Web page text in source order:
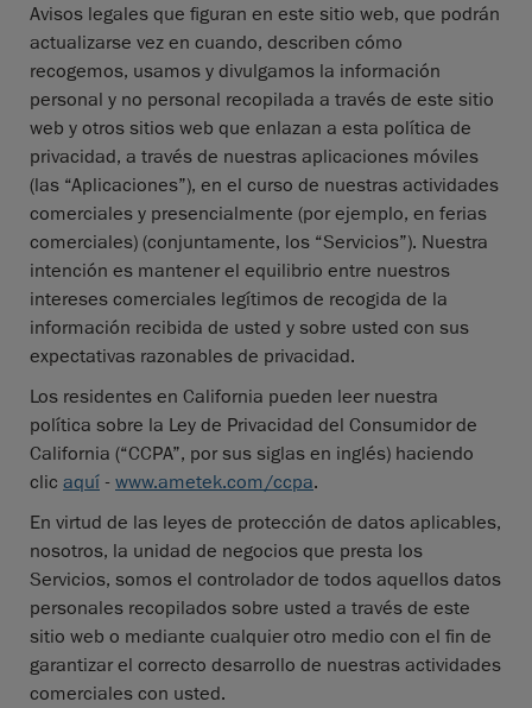
Avisos legales que figuran en este sitio web, que podrán
actualizarse vez en cuando, describen cómo
recogemos, usamos y divulgamos la información
personal y no personal recopilada a través de este sitio
web y otros sitios web que enlazan a esta política de
privacidad, a través de nuestras aplicaciones móviles
(las “Aplicaciones”), en el curso de nuestras actividades
comerciales y presencialmente (por ejemplo, en ferias
comerciales) (conjuntamente, los “Servicios”). Nuestra
intención es mantener el equilibrio entre nuestros
intereses comerciales legítimos de recogida de la
información recibida de usted y sobre usted con sus
expectativas razonables de privacidad.
Los residentes en California pueden leer nuestra
política sobre la Ley de Privacidad del Consumidor de
California (“CCPA”, por sus siglas en inglés) haciendo
clic aquí - www.ametek.com/ccpa.
En virtud de las leyes de protección de datos aplicables,
nosotros, la unidad de negocios que presta los
Servicios, somos el controlador de todos aquellos datos
personales recopilados sobre usted a través de este
sitio web o mediante cualquier otro medio con el fin de
garantizar el correcto desarrollo de nuestras actividades
comerciales con usted.